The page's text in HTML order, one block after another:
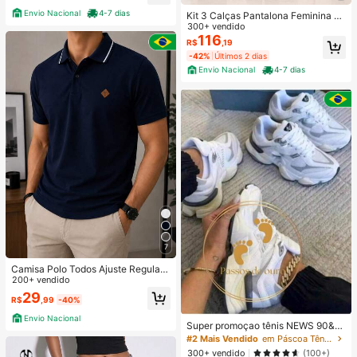
Envio Nacional
4-7 dias
7
Camisa Polo Todos Ajuste Regular
Bordado Masculina
200+ vendido
R$29 ,99 -40%
Envio Nacional
Kit 3 Calças Pantalona Feminina Al
faiataria Social Com Cinto
300+ vendido
R$116,19
-42% Últimos 2 dias
Envio Nacional
4-7 dias
Super promoçao tênis NEWS 90&6
0 Premium Lançamento sapatênis
Rua Universitário Desportivo Vintag
#2 Mais Vendido
em Páscoa Tênis Feminino
300+ vendido
(100+)